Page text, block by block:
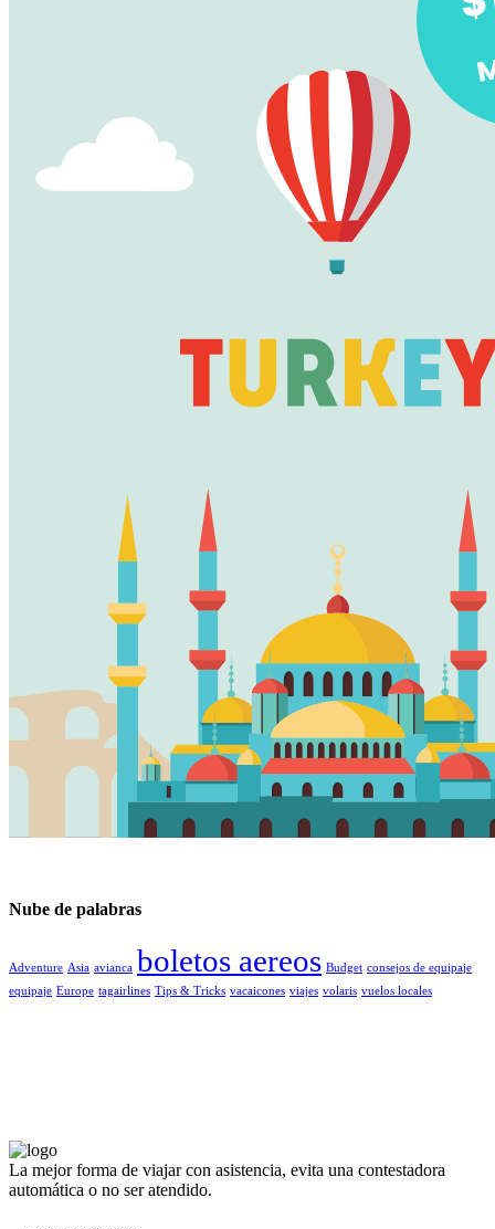
Nube de palabras
Adventure Asia avianca boletos aereos Budget consejos de equipaje
equipaje Europe tagairlines Tips & Tricks vacaicones viajes volaris vuelos locales
La mejor forma de viajar con asistencia, evita una contestadora
automática o no ser atendido.